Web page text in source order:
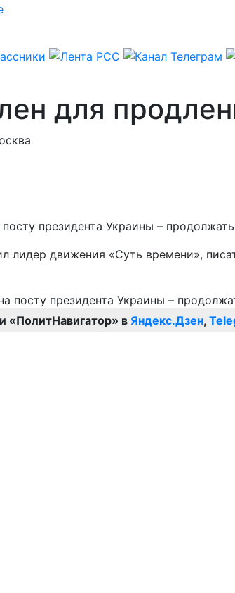
для
президента Украины –
лидер движения «Суть времени»,
«ПолитНавигатор» в Яндекс.Дзен,